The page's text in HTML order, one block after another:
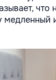
что
медленный